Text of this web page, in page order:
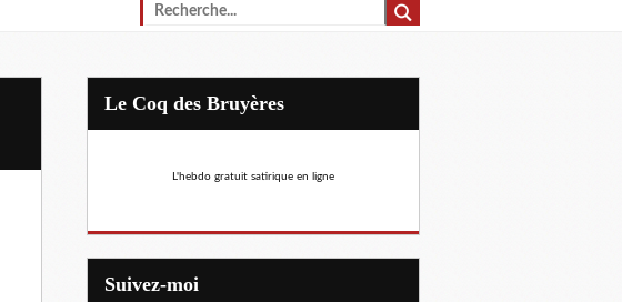
Le Coq des Bruyères
L'hebdo gratuit satirique en ligne
Suivez-moi